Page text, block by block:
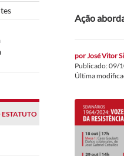
Ação
porJosé Vitor
Publicado: 09/
Última